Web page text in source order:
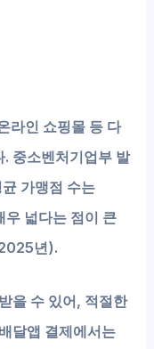
라인 쇼핑몰 등 다
중소벤처기업부 발
가맹점 수는
넓다는 점이 큰
년).
을 수 있어, 적절한
달앱 결제에서는